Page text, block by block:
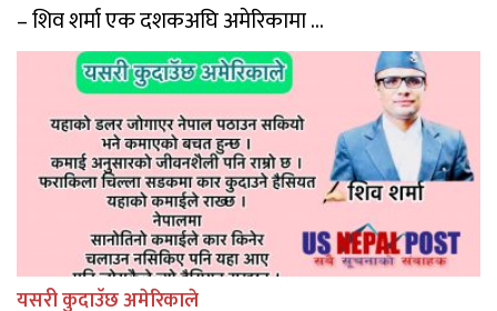
– शिव शर्मा एक दशकअघि अमेरिकामा ...
यसरी कुदाउॅछ अमेरिकाले